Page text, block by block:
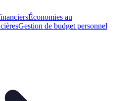
Économies au
Gestion de budget personnel